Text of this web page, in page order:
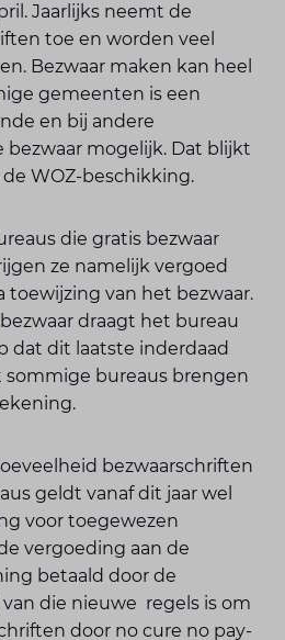
Jaarlijks neemt de
toe en worden veel
Bezwaar maken kan heel
gemeenten is een
en bij andere
mogelijk. Dat blijkt
WOZ-beschikking.
die gratis bezwaar
ze namelijk vergoed
toewijzing van het bezwaar.
draagt het bureau
dat dit laatste inderdaad
sommige bureaus brengen
bezwaarschriften
geldt vanaf dit jaar wel
voor toegewezen
vergoeding aan de
betaald door de
die nieuwe regels is om
door no cure no pay-